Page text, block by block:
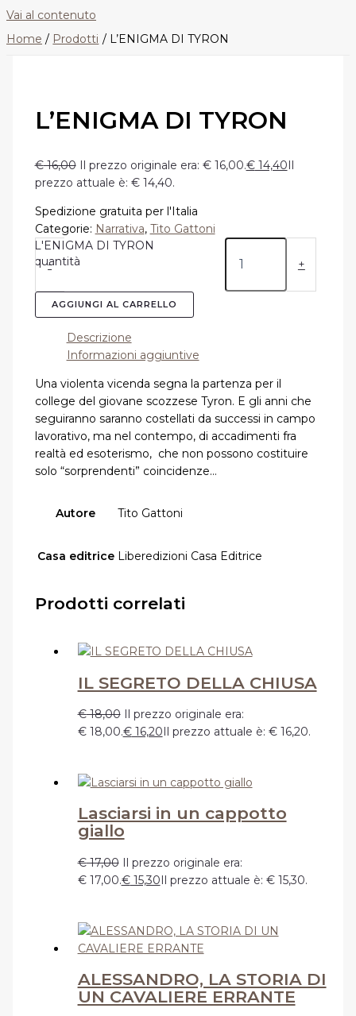
Vai al contenuto
Home
Prodotti L’ENIGMA DI TYRON
L’ENIGMA DI TYRON
€16,00 Il prezzo originale era: € 16,00.€14,40Il
prezzo attuale è: € 14,40.
Spedizione gratuita per l'Italia
Categorie: Narrativa, Tito Gattoni
-
L'ENIGMA DI TYRON
quantità
+
AGGIUNGI AL CARRELLO
Descrizione
Informazioni aggiuntive
Una violenta vicenda segna la partenza per il
college del giovane scozzese Tyron. E gli anni che
seguiranno saranno costellati da successi in campo
lavorativo, ma nel contempo, di accadimenti fra
realtà ed esoterismo, che non possono costituire
solo “sorprendenti” coincidenze…
Autore Tito Gattoni
Casa editrice Liberedizioni Casa Editrice
Prodotti correlati
IL SEGRETO DELLA CHIUSA
€18,00 Il prezzo originale era:
€ 18,00.€16,20Il prezzo attuale è: € 16,20.
Lasciarsi in un cappotto
giallo
€17,00 Il prezzo originale era:
€ 17,00.€15,30Il prezzo attuale è: € 15,30.
ALESSANDRO, LA STORIA DI
UN CAVALIERE ERRANTE